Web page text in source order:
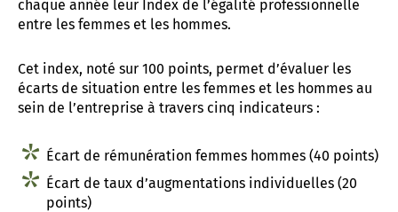
chaque année leur Index de l’égalité professionnelle
entre les femmes et les hommes.
Cet index, noté sur 100 points, permet d’évaluer les
écarts de situation entre les femmes et les hommes au
sein de l’entreprise à travers cinq indicateurs :
Écart de rémunération femmes hommes (40 points)
Écart de taux d’augmentations individuelles (20
points)